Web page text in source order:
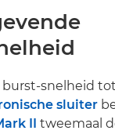
snelheid
sluiter
II tweemaal